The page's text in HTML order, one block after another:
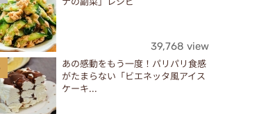
39,768 view
あの感動をもう一度！パリパリ食感
がたまらない「ビエネッタ風アイス
ケーキ...